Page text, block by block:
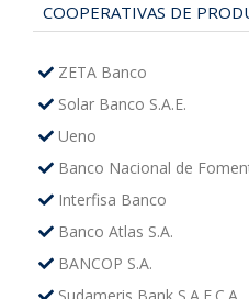
COOPERATIVAS DE
ZETA Banco
Solar Banco S.A.E.
Ueno
Banco Nacional de
Interfisa Banco
Banco Atlas S.A.
BANCOP S.A.